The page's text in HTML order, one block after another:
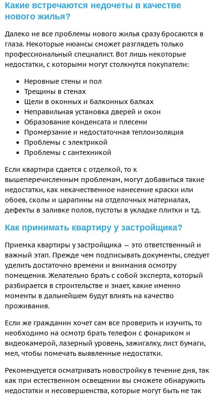
Какие встречаются недочеты в качестве
нового жилья?
Далеко не все проблемы нового жилья сразу бросаются в
глаза. Некоторые нюансы сможет разглядеть только
профессиональный специалист. Вот лишь некоторые
недостатки, с которыми могут столкнутся покупатели:
Неровные стены и пол
Трещины в стенах
Щели в оконных и балконных балках
Неправильная установка дверей и окон
Образование конденсата и плесени
Промерзание и недостаточная теплоизоляция
Проблемы с электрикой
Проблемы с сантехникой
Если квартира сдается с отделкой, то к
вышеперечисленным проблемам, могут добавиться такие
недостатки, как некачественное нанесение краски или
обоев, сколы и царапины на отделочных материалах,
дефекты в заливке полов, пустоты в укладке плитки и т.д.
Как принимать квартиру у застройщика?
Приемка квартиры у застройщика — это ответственный и
важный этап. Прежде чем подписывать документы, следует
уделить достаточно времени и внимания осмотру
помещения. Желательно брать с собой эксперта, который
разбирается в строительстве и знает, какие именно
моменты в дальнейшем будут влиять на качество
проживания.
Если же гражданин хочет сам все проверить и изучить, то
необходимо на осмотр брать телефон с фонариком и
видеокамерой, лазерный уровень, зажигалку, лист бумаги,
мел, чтобы помечать выявленные недостатки.
Рекомендуется осматривать новостройку в течение дня, так
как при естественном освещении вы сможете обнаружить
недостатки и несовершенства, которые могут быть не так